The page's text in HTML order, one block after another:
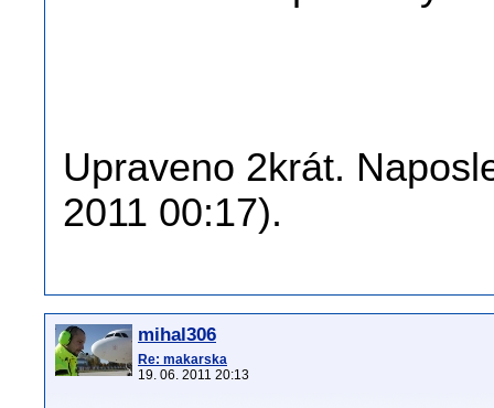
Upraveno 2krát.
2011 00:17).
mihal306
Re: makarska
19. 06. 2011 20:13